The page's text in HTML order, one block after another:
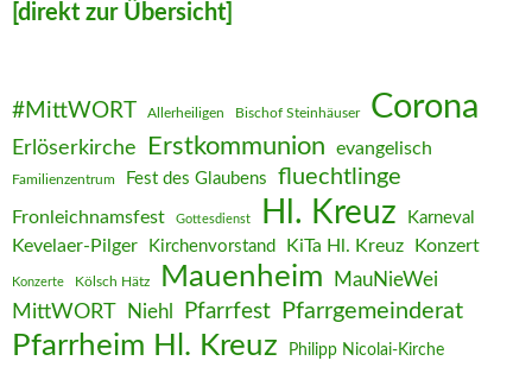
[direkt zur Übersicht]
#MittWORT Allerheiligen Bischof Steinhäuser Corona
Erlöserkirche Erstkommunion evangelisch
Familienzentrum Fest des Glaubens fluechtlinge
Fronleichnamsfest Gottesdienst Hl. Kreuz Karneval
Kevelaer-Pilger Kirchenvorstand KiTa Hl. Kreuz Konzert
Konzerte Kölsch Hätz Mauenheim MauNieWei
MittWORT Niehl Pfarrfest Pfarrgemeinderat
Pfarrheim Hl. Kreuz Philipp Nicolai-Kirche